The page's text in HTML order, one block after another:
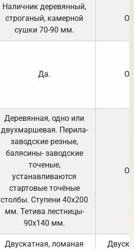
Наличник деревянный,
строганый, камерной
сушки 70-90 мм.
Да.
Деревянная, одно или
двухмаршевая. Перила-
заводские резные,
балясины- заводские
точеные,
устанавливаются
стартовые точёные
столбы. Ступени 40х200
мм. Тетива лестницы-
90х140 мм.
Двускатная, ломаная